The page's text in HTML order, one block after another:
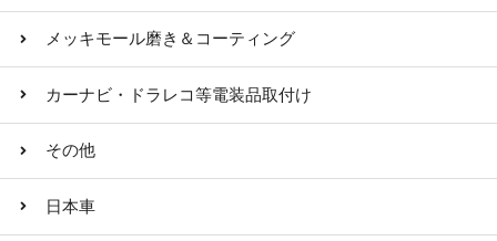
メッキモール磨き＆コーティング
カーナビ・ドラレコ等電装品取付け
その他
日本車